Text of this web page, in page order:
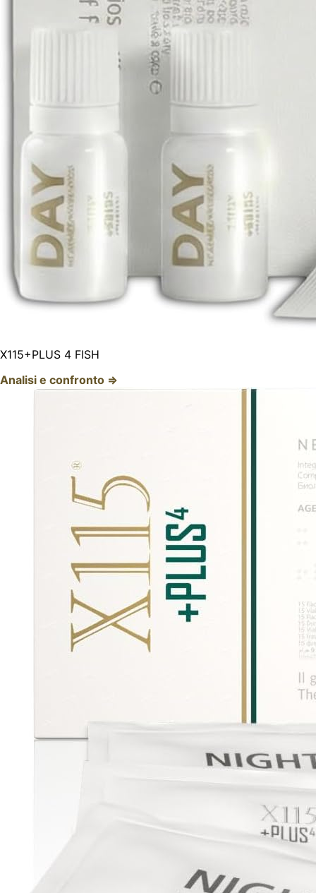
X115+PLUS 4 FISH
Analisi e confronto ⇒